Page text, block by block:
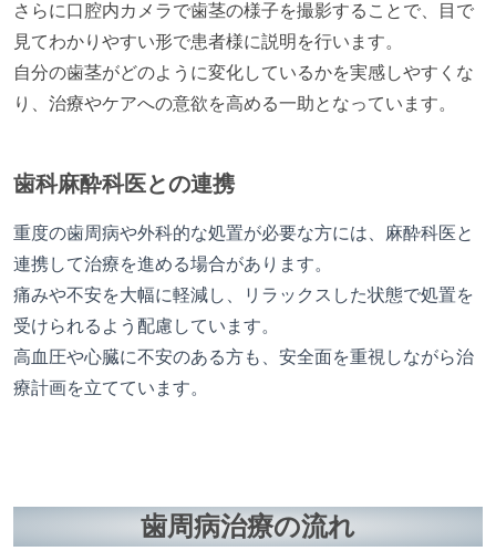
さらに口腔内カメラで歯茎の様子を撮影することで、目で
見てわかりやすい形で患者様に説明を行います。
自分の歯茎がどのように変化しているかを実感しやすくな
り、治療やケアへの意欲を高める一助となっています。
歯科麻酔科医との連携
重度の歯周病や外科的な処置が必要な方には、麻酔科医と
連携して治療を進める場合があります。
痛みや不安を大幅に軽減し、リラックスした状態で処置を
受けられるよう配慮しています。
高血圧や心臓に不安のある方も、安全面を重視しながら治
療計画を立てています。
歯周病治療の流れ